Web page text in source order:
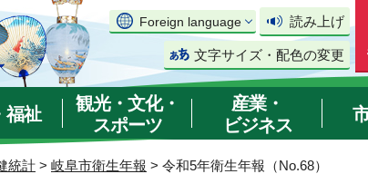
Foreign language 読み上げ
文字サイズ・配色の変更
福祉
観光・文化・
スポーツ
産業・
ビジネス
統計 > 岐阜市衛生年報 > 令和5年衛生年報（No.68）